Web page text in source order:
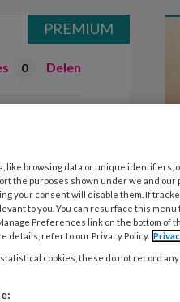
0 Delen
PREMIUM
like browsing data or unique identifiers,
the purposes shown under we and our
your consent will disable them. If
to you. You can resurface this menu
Preferences link on the bottom of
details, refer to our Privacy Policy.
cookies, these do not record any